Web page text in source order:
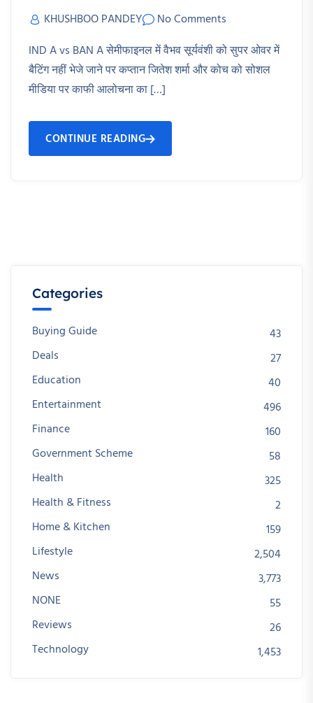
KHUSHBOO PANDEY
No Comments
IND A vs BAN A सेमीफाइनल में वैभव सूर्यवंशी को सुपर ओवर में
बैटिंग नहीं भेजे जाने पर कप्तान जितेश शर्मा और कोच को सोशल
मीडिया पर काफी आलोचना का […]
CONTINUE READING
Categories
Buying Guide
43
Deals
27
Education
40
Entertainment
496
Finance
160
Government Scheme
58
Health
325
Health & Fitness
2
Home & Kitchen
159
Lifestyle
2,504
News
3,773
NONE
55
Reviews
26
Technology
1,453